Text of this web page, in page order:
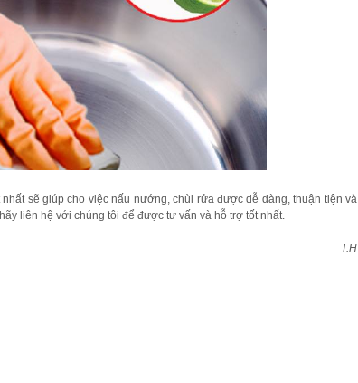
sẽ giúp cho việc nấu nướng, chùi rửa được dễ dàng, thuận tiện và
liên hệ với chúng tôi để được tư vấn và hỗ trợ tốt nhất.
T.H